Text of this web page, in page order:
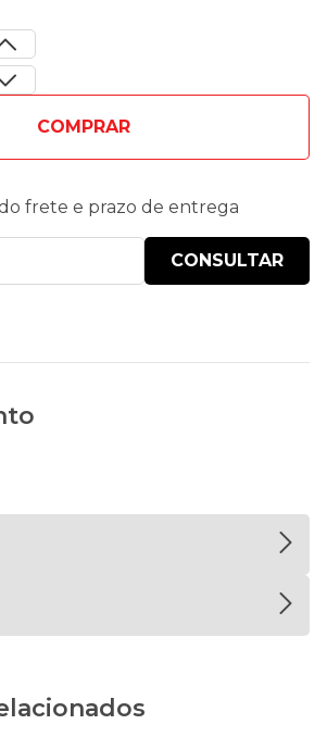
COMPRAR
frete e prazo de entrega